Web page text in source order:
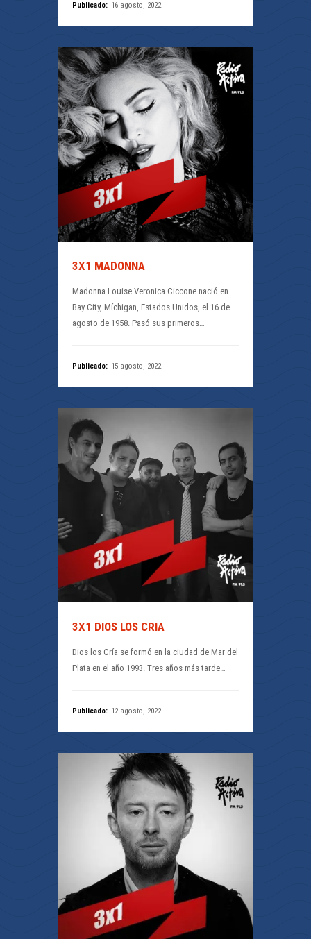
Publicado: 16 agosto, 2022
3X1 MADONNA
Madonna Louise Veronica Ciccone nació en
Bay City, Míchigan, Estados Unidos, el 16 de
agosto de 1958. Pasó sus primeros…
Publicado: 15 agosto, 2022
3X1 DIOS LOS CRIA
Dios los Cría se formó en la ciudad de Mar del
Plata en el año 1993. Tres años más tarde…
Publicado: 12 agosto, 2022